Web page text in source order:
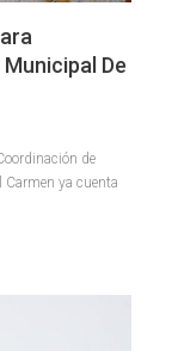
De
de
ya cuenta